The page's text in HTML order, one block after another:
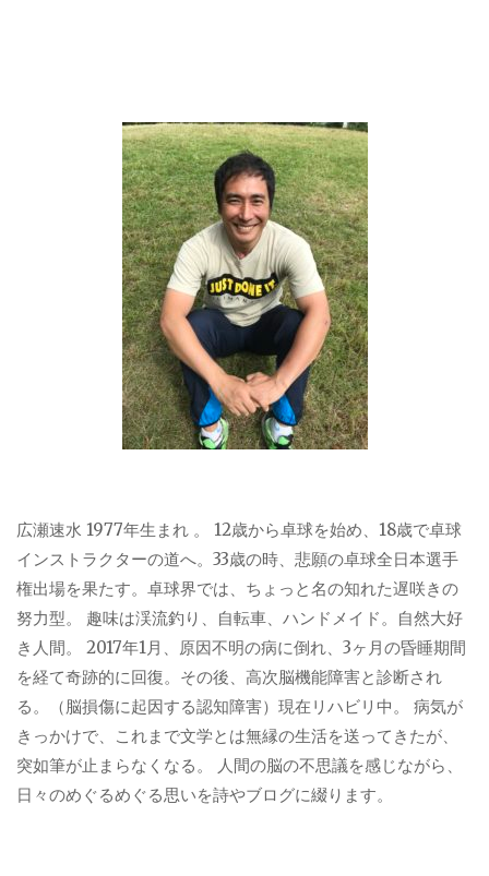
広瀬速水 1977年生まれ 。 12歳から卓球を始め、18歳で卓球
インストラクターの道へ。33歳の時、悲願の卓球全日本選手
権出場を果たす。卓球界では、ちょっと名の知れた遅咲きの
努力型。 趣味は渓流釣り、自転車、ハンドメイド。自然大好
き人間。 2017年1月、原因不明の病に倒れ、3ヶ月の昏睡期間
を経て奇跡的に回復。その後、高次脳機能障害と診断され
る。（脳損傷に起因する認知障害）現在リハビリ中。 病気が
きっかけで、これまで文学とは無縁の生活を送ってきたが、
突如筆が止まらなくなる。 人間の脳の不思議を感じながら、
日々のめぐるめぐる思いを詩やブログに綴ります。